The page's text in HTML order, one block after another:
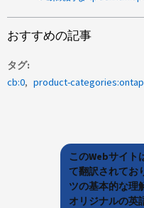
おすすめの記事
タグ
cb:0
product-
このWebサイト
て翻訳されてお
ツの基本的な理
オリジナルの英